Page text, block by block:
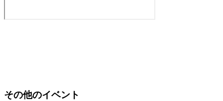
その他のイベント